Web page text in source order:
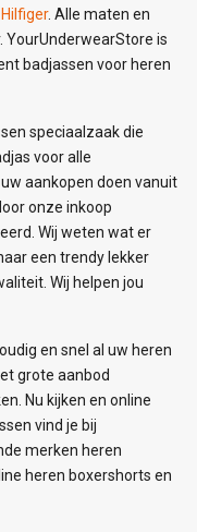
. Alle maten en
YourUnderwearStore is
badjassen voor heren
speciaalzaak die
voor alle
aankopen doen vanuit
onze inkoop
Wij weten wat er
een trendy lekker
Wij helpen jou
en snel al uw heren
grote aanbod
Nu kijken en online
vind je bij
merken heren
heren boxershorts en